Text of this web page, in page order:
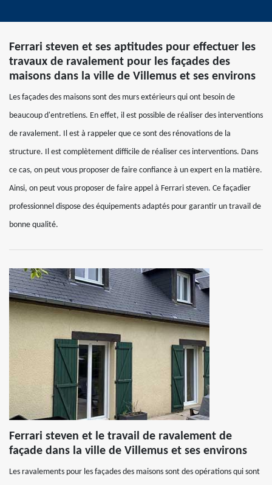
Ferrari steven et ses aptitudes pour effectuer les
travaux de ravalement pour les façades des
maisons dans la ville de Villemus et ses environs
Les façades des maisons sont des murs extérieurs qui ont besoin de
beaucoup d'entretiens. En effet, il est possible de réaliser des interventions
de ravalement. Il est à rappeler que ce sont des rénovations de la
structure. Il est complètement difficile de réaliser ces interventions. Dans
ce cas, on peut vous proposer de faire confiance à un expert en la matière.
Ainsi, on peut vous proposer de faire appel à Ferrari steven. Ce façadier
professionnel dispose des équipements adaptés pour garantir un travail de
bonne qualité.
Ferrari steven et le travail de ravalement de
façade dans la ville de Villemus et ses environs
Les ravalements pour les façades des maisons sont des opérations qui sont